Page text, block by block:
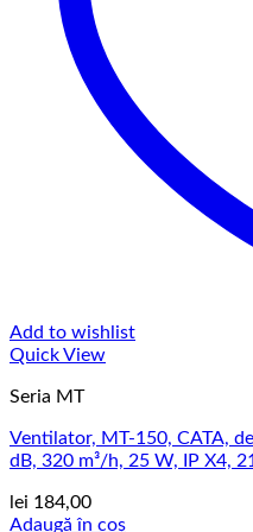
Add to wishlist
Quick View
Seria MT
Ventilator, MT-150, CATA,
dB, 320 m³/h, 25 W, IP X4,
lei 184,00
Adaugă în coș